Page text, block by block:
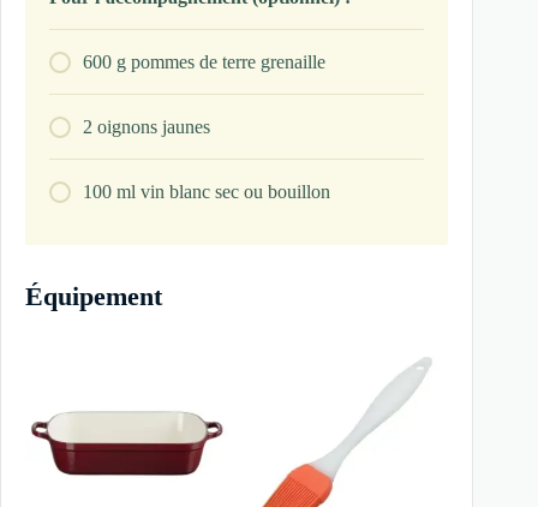
600 g pommes de terre grenaille
2 oignons jaunes
100 ml vin blanc sec ou bouillon
Équipement